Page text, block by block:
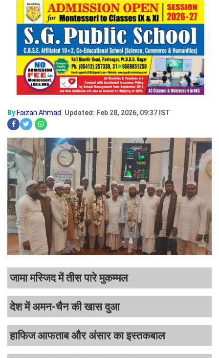
By Faizan Ahmad Updated: Feb 28, 2026, 09:37 IST
जामा मस्जिद में तीस पारे मुकम्मल
देश में अमन-चैन की खास दुआ
हाफिज आफताब और अंसार का इस्तकबाल